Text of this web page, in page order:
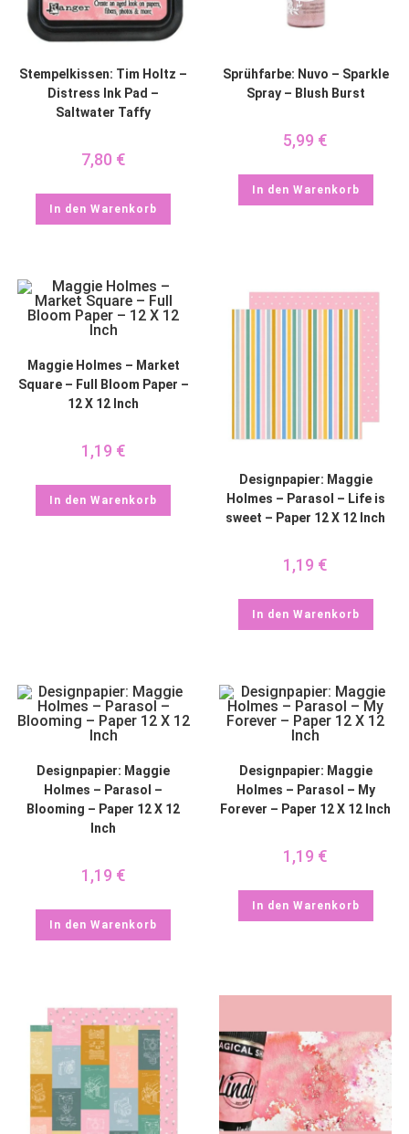
Stempelkissen: Tim Holtz –
Distress Ink Pad –
Saltwater Taffy
7,80 €
In den Warenkorb
Sprühfarbe: Nuvo – Sparkle
Spray – Blush Burst
5,99 €
In den Warenkorb
Maggie Holmes – Market
Square – Full Bloom Paper –
12 X 12 Inch
1,19 €
In den Warenkorb
Designpapier: Maggie
Holmes – Parasol – Life is
sweet – Paper 12 X 12 Inch
1,19 €
In den Warenkorb
Designpapier: Maggie
Holmes – Parasol –
Blooming – Paper 12 X 12
Inch
1,19 €
In den Warenkorb
Designpapier: Maggie
Holmes – Parasol – My
Forever – Paper 12 X 12 Inch
1,19 €
In den Warenkorb